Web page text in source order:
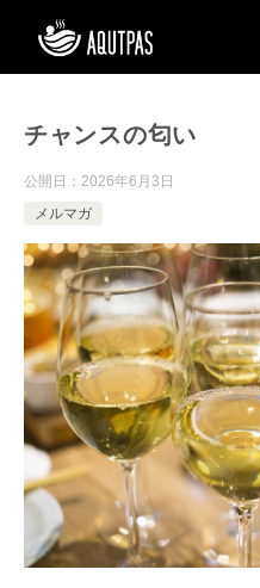
チャンスの匂い
公開日： 2026年6月3日
メルマガ